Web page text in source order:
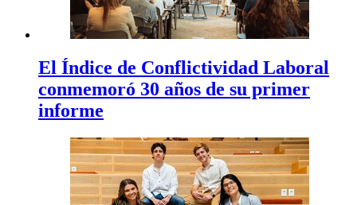
El Índice de Conflictividad Laboral
conmemoró 30 años de su primer
informe